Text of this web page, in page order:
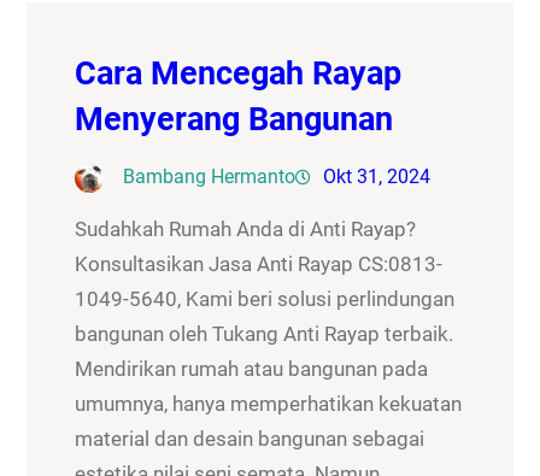
Cara Mencegah Rayap
Menyerang Bangunan
Bambang Hermanto Okt 31, 2024
Sudahkah Rumah Anda di Anti Rayap?
Konsultasikan Jasa Anti Rayap CS:0813-
1049-5640, Kami beri solusi perlindungan
bangunan oleh Tukang Anti Rayap terbaik.
Mendirikan rumah atau bangunan pada
umumnya, hanya memperhatikan kekuatan
material dan desain bangunan sebagai